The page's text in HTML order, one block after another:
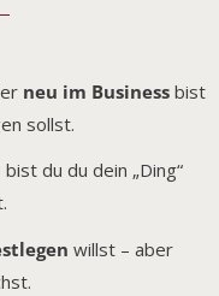
neu im Business bist
sollst.
bist du du dein „Ding“
willst – aber